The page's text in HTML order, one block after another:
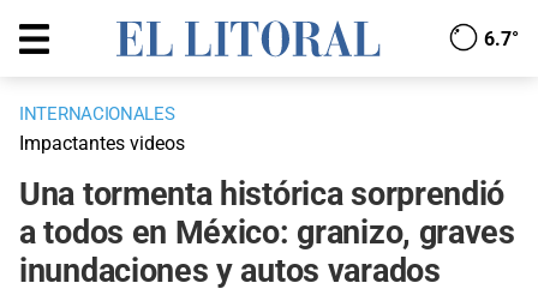
6.7°
INTERNACIONALES
Impactantes videos
Una tormenta histórica sorprendió
a todos en México: granizo, graves
inundaciones y autos varados